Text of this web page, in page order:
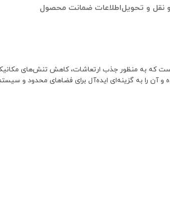
نقل و تحویلاطلاعات ضمانت محصول
که به منظور جذب ارتعاشات، کاهش تنش‌های
آن را به گزینه‌ای ایده‌آل برای فضاهای محدود و